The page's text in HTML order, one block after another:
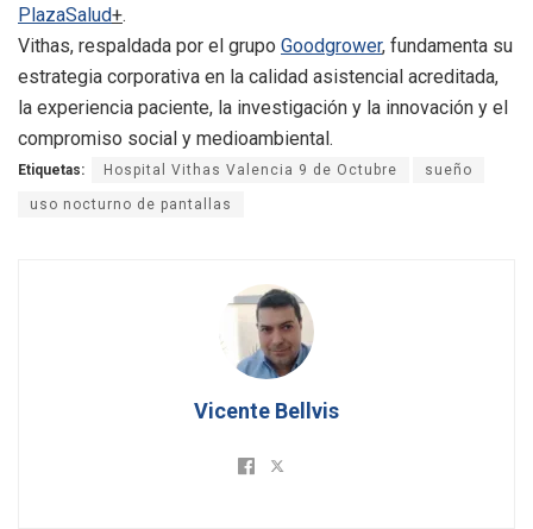
PlazaSalud+.
Vithas, respaldada por el grupo Goodgrower, fundamenta su
estrategia corporativa en la calidad asistencial acreditada,
la experiencia paciente, la investigación y la innovación y el
compromiso social y medioambiental.
Etiquetas: Hospital Vithas Valencia 9 de Octubre sueño
uso nocturno de pantallas
Vicente Bellvis